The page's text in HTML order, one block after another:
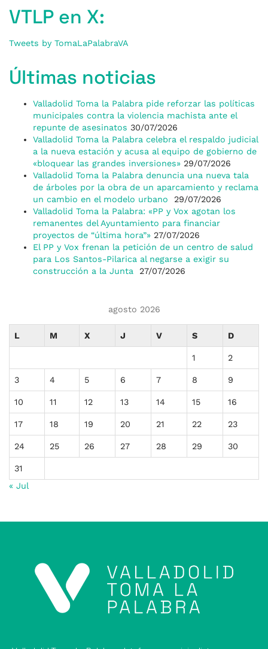
VTLP en X:
Tweets by TomaLaPalabraVA
Últimas noticias
Valladolid Toma la Palabra pide reforzar las políticas
municipales contra la violencia machista ante el
repunte de asesinatos 30/07/2026
Valladolid Toma la Palabra celebra el respaldo judicial
a la nueva estación y acusa al equipo de gobierno de
«bloquear las grandes inversiones» 29/07/2026
Valladolid Toma la Palabra denuncia una nueva tala
de árboles por la obra de un aparcamiento y reclama
un cambio en el modelo urbano
29/07/2026
Valladolid Toma la Palabra: «PP y Vox agotan los
remanentes del Ayuntamiento para financiar
proyectos de “última hora”» 27/07/2026
El PP y Vox frenan la petición de un centro de salud
para Los Santos-Pilarica al negarse a exigir su
construcción a la Junta
27/07/2026
agosto 2026
L M X J V S D
1 2
3 4 5 6 7 8 9
10 11 12 13 14 15 16
17 18 19 20 21 22 23
24 25 26 27 28 29 30
31
« Jul